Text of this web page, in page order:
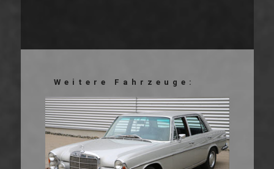
Weitere Fahrzeuge: